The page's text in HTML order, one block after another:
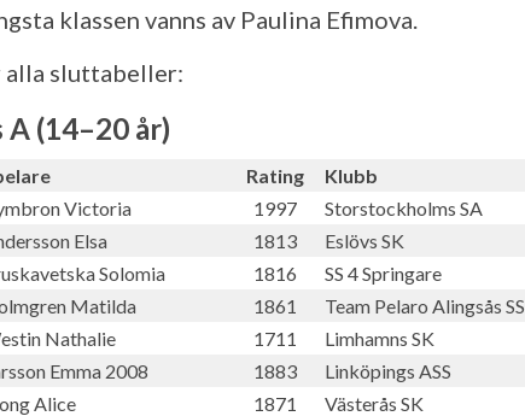
klassen vanns av Paulina Efimova.
alla sluttabeller:
A (14–20 år)
Rating Klubb
Victoria 1997 Storstockholms SA
Elsa 1813 Eslövs SK
Solomia 1816 SS 4 Springare
Matilda 1861 Team Pelaro Alingsås SS
Nathalie 1711 Limhamns SK
Emma 2008 1883 Linköpings ASS
Alice 1871 Västerås SK